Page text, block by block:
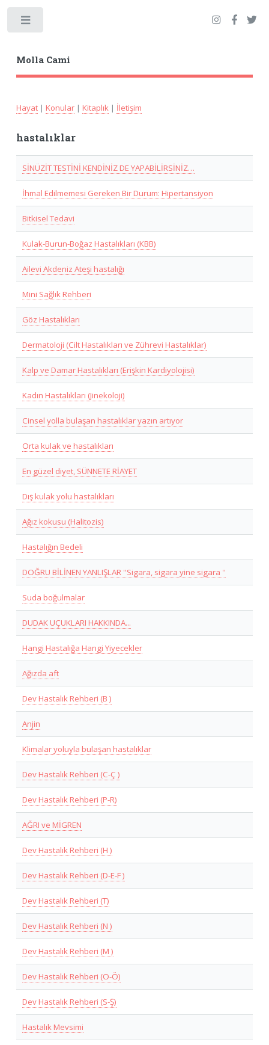
Molla Cami
Hayat| Konular| Kitaplık| İletişim
hastalıklar
SİNÜZİT TESTİNİ KENDİNİZ DE YAPABİLİRSİNİZ…
İhmal Edilmemesi Gereken Bir Durum: Hipertansiyon
Bitkisel Tedavi
Kulak-Burun-Boğaz Hastalıkları (KBB)
Ailevi Akdeniz Ateşi hastalığı
Mini Sağlık Rehberi
Göz Hastalıkları
Dermatoloji (Cilt Hastalıkları ve Zührevi Hastalıklar)
Kalp ve Damar Hastalıkları (Erişkin Kardiyolojisi)
Kadın Hastalıkları (Jinekoloji)
Cinsel yolla bulaşan hastalıklar yazın artıyor
Orta kulak ve hastalıkları
En güzel diyet, SÜNNETE RİAYET
Dış kulak yolu hastalıkları
Ağız kokusu (Halitozis)
Hastalığın Bedeli
DOĞRU BİLİNEN YANLIŞLAR ''Sigara, sigara yine sigara ''
Suda boğulmalar
DUDAK UÇUKLARI HAKKINDA...
Hangi Hastalığa Hangi Yiyecekler
Ağızda aft
Dev Hastalık Rehberi (B )
Anjin
Klimalar yoluyla bulaşan hastalıklar
Dev Hastalık Rehberi (C-Ç )
Dev Hastalık Rehberi (P-R)
AĞRI ve MİGREN
Dev Hastalık Rehberi (H )
Dev Hastalık Rehberi (D-E-F )
Dev Hastalık Rehberi (T)
Dev Hastalık Rehberi (N )
Dev Hastalık Rehberi (M )
Dev Hastalık Rehberi (O-Ö)
Dev Hastalık Rehberi (S-Ş)
Hastalık Mevsimi